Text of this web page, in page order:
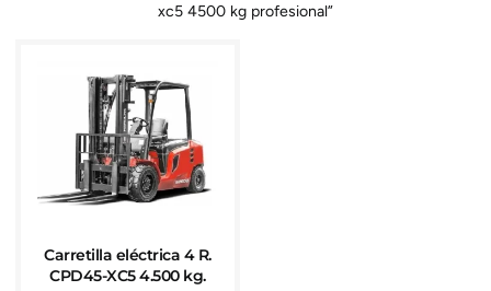
xc5 4500 kg profesional”
Carretilla eléctrica 4 R.
CPD45-XC5 4.500 kg.